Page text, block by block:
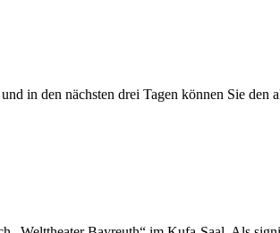
in den nächs­ten drei Ta­gen kön­nen Sie